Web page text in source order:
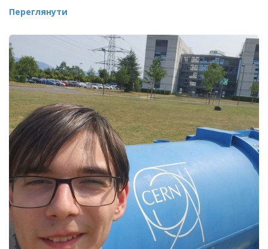
Переглянути